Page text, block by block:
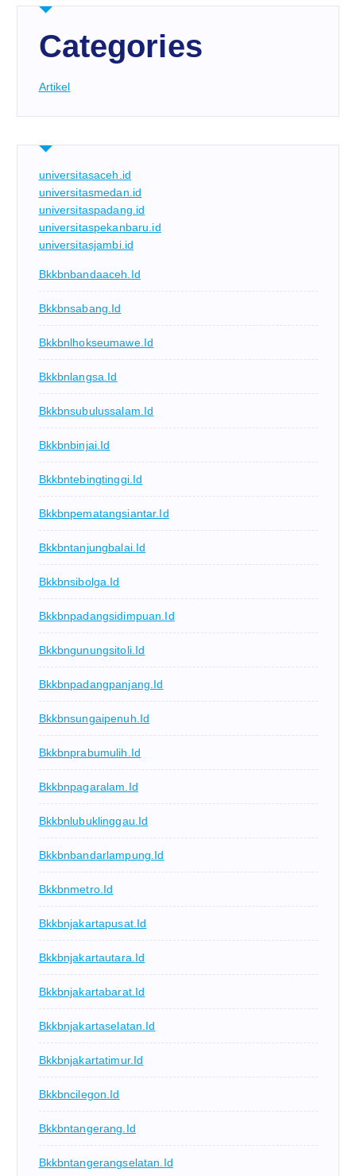
Categories
Artikel
universitasaceh.id
universitasmedan.id
universitaspadang.id
universitaspekanbaru.id
universitasjambi.id
Bkkbnbandaaceh.id
Bkkbnsabang.id
Bkkbnlhokseumawe.id
Bkkbnlangsa.id
Bkkbnsubulussalam.id
Bkkbnbinjai.id
Bkkbntebingtinggi.id
Bkkbnpematangsiantar.id
Bkkbntanjungbalai.id
Bkkbnsibolga.id
Bkkbnpadangsidimpuan.id
Bkkbngunungsitoli.id
Bkkbnpadangpanjang.id
Bkkbnsungaipenuh.id
Bkkbnprabumulih.id
Bkkbnpagaralam.id
Bkkbnlubuklinggau.id
Bkkbnbandarlampung.id
Bkkbnmetro.id
Bkkbnjakartapusat.id
Bkkbnjakartautara.id
Bkkbnjakartabarat.id
Bkkbnjakartaselatan.id
Bkkbnjakartatimur.id
Bkkbncilegon.id
Bkkbntangerang.id
Bkkbntangerangselatan.id